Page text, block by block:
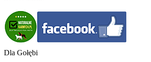
Dla Gołębi